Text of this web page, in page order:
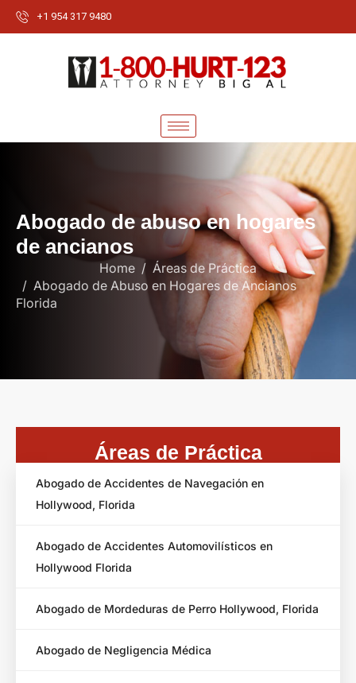
+1 954 317 9480
Abogado de abuso en hogares
de ancianos
Home
Áreas de Práctica
Abogado de Abuso en Hogares de Ancianos
Florida
Áreas de Práctica
Abogado de Accidentes de Navegación en
Hollywood, Florida
Abogado de Accidentes Automovilísticos en
Hollywood Florida
Abogado de Mordeduras de Perro Hollywood, Florida
Abogado de Negligencia Médica